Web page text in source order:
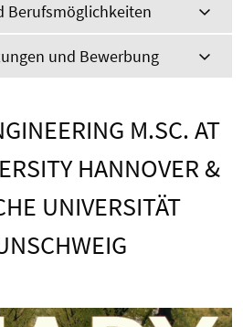
Berufsmöglichkeiten
und Bewerbung
M.SC. AT
HANNOVER &
UNIVERSITÄT